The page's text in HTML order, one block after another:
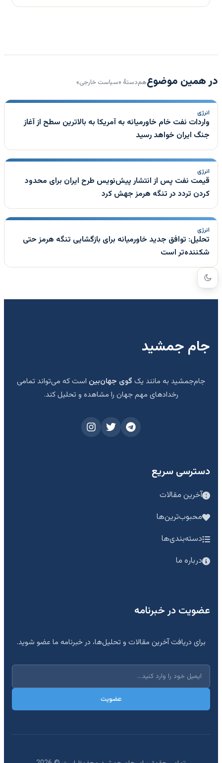
در همین موضوعهم‌دستهٔ «سیاست خارجی»
انرژی
واردات نفت خام خاورمیانه به آمریکا به بالاترین سطح از آغاز
جنگ ایران خواهد رسید
انرژی
قیمت نفت پس از انتشار پیش‌نویس طرح ایران برای محدود
کردن تردد در تنگه هرمز جهش کرد
انرژی
تحلیل: توافق جدید خاورمیانه برای بازگشایی تنگه هرمز حتی
شکننده‌تر است
جام جمشید
جام‌جمشید به مانند یک گوی جهان‌بین است که می‌تواند تمامی
رخدادهای مهم جهان را مشاهده و تحلیل کند.
دسترسی سریع
آخرین مقالات
محبوب‌ترین‌ها
دسته‌بندی‌ها
درباره ما
عضویت در خبرنامه
برای دریافت آخرین مقالات و تحلیل‌ها، در خبرنامه ما عضو شوید.
عضویت